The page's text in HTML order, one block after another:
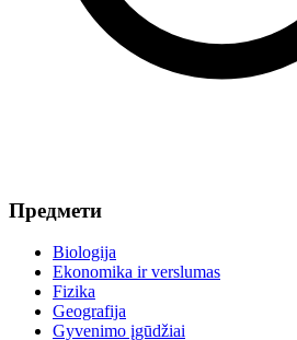
Предмети
Biologija
Ekonomika ir verslumas
Fizika
Geografija
Gyvenimo įgūdžiai